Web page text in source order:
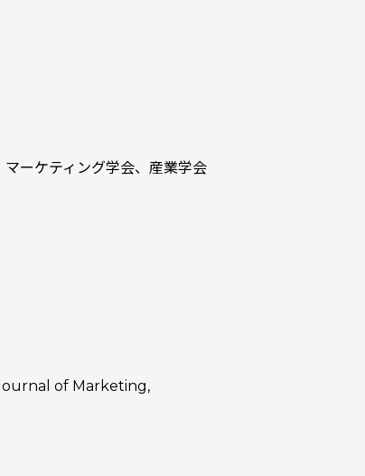
ーケティング学会、産業学会
of Marketing,